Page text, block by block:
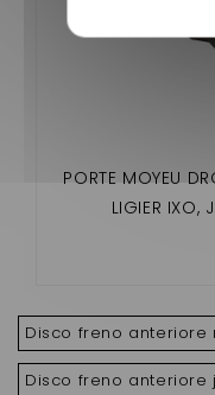
PORTE MOYEU
LIGIER IXO,
Disco freno anteriore
Disco freno anteriore